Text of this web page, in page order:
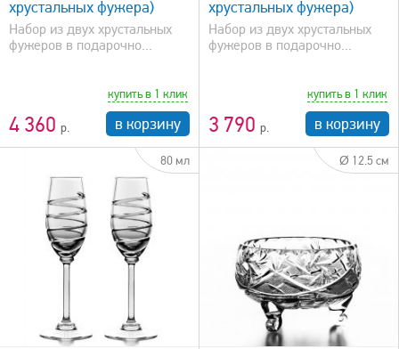
хрустальных фужера)
Набор из двух хрустальных
фужеров в подарочно...
4 360
купить в 1 клик
в корзину
хрустальных фужера)
Набор из двух хрустальных
фужеров в подарочно...
3 790
купить в 1 клик
в корзину
80 мл Ø 12.5 см
быстрый просмотр